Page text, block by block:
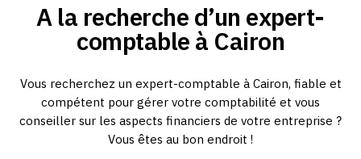
A la recherche d’un expert-
comptable à Cairon
Vous recherchez un expert-comptable à Cairon, fiable et
compétent pour gérer votre comptabilité et vous
conseiller sur les aspects financiers de votre entreprise ?
Vous êtes au bon endroit !